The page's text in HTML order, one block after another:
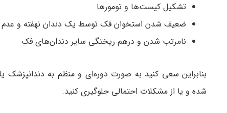
تشکیل کیست‌ها و تومورها
ضعیف شدن استخوان فک توسط یک دندان نهفته و عدم
نامرتب شدن و درهم ریختگی سایر دندان‌های فک
بنابراین سعی کنید به صورت دوره‌ای و منظم به
شده و یا از مشکلات احتمالی جلوگیری کنید.